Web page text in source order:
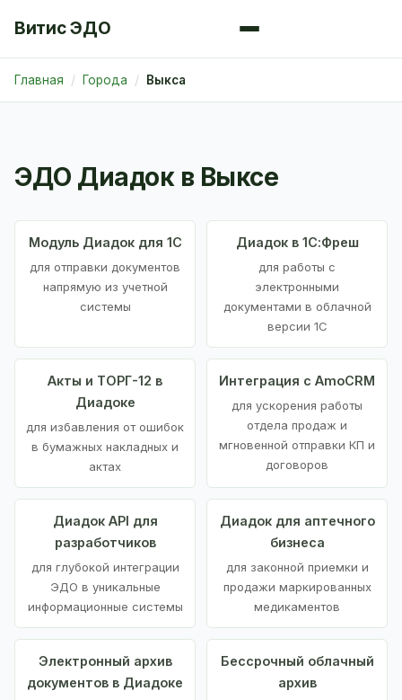
Витис ЭДО
Главная Города Выкса
ЭДО Диадок в Выксе
Модуль Диадок для 1С
для отправки документов
напрямую из учетной
системы
Диадок в 1С:Фреш
для работы с
электронными
документами в облачной
версии 1С
Акты и ТОРГ-12 в
Диадоке
для избавления от ошибок
в бумажных накладных и
актах
Интеграция с AmoCRM
для ускорения работы
отдела продаж и
мгновенной отправки КП и
договоров
Диадок API для
разработчиков
для глубокой интеграции
ЭДО в уникальные
информационные системы
Диадок для аптечного
бизнеса
для законной приемки и
продажи маркированных
медикаментов
Электронный архив
документов в Диадоке
Бессрочный облачный
архив